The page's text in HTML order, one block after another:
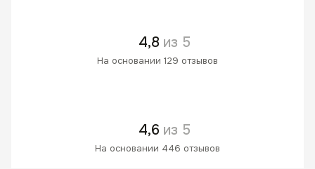
4,8 из 5
На основании 129 отзывов
4,6 из 5
На основании 446 отзывов